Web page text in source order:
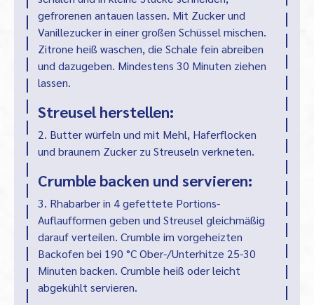
gefrorenen antauen lassen. Mit Zucker und
Vanillezucker in einer großen Schüssel mischen.
Zitrone heiß waschen, die Schale fein abreiben
und dazugeben. Mindestens 30 Minuten ziehen
lassen.
Streusel herstellen:
2. Butter würfeln und mit Mehl, Haferflocken
und braunem Zucker zu Streuseln verkneten.
Crumble backen und servieren:
3. Rhabarber in 4 gefettete Portions-
Auflaufformen geben und Streusel gleichmäßig
darauf verteilen. Crumble im vorgeheizten
Backofen bei 190 °C Ober-/Unterhitze 25-30
Minuten backen. Crumble heiß oder leicht
abgekühlt servieren.